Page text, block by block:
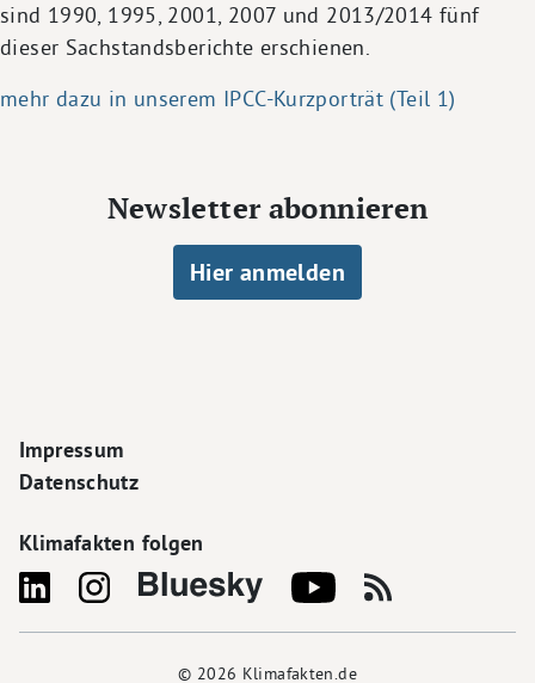
sind 1990, 1995, 2001, 2007 und 2013/2014 fünf
dieser Sachstandsberichte erschienen.
mehr dazu in unserem IPCC-Kurzporträt (Teil 1)
Newsletter abonnieren
Hier anmelden
Footer Navigation
Impressum
Datenschutz
Klimafakten folgen
© 2026 Klimafakten.de